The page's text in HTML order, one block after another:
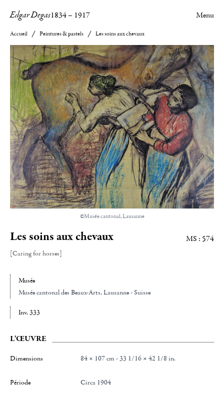
Edgar Degas1834– 1917 Menu
Accueil Peintures & pastels Les soins aux chevaux
©Musée cantonal, Lausanne
Les soins aux chevaux
[Caring for horses]
MS : 574
Musée
Musée cantonal des Beaux-Arts, Lausanne - Suisse
Inv. 333
L'ŒUVRE
Dimensions 84 × 107 cm - 33 1/16 × 42 1/8 in.
Période Circa 1904